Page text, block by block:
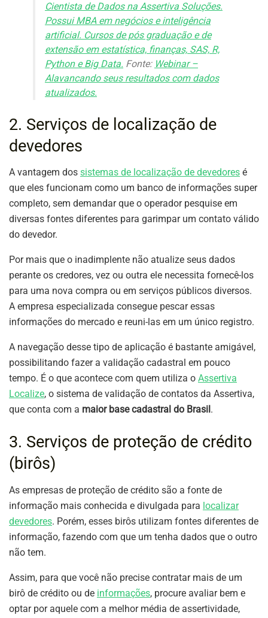
Cientista de Dados na Assertiva Soluções.
Possui MBA em negócios e inteligência
artificial. Cursos de pós graduação e de
extensão em estatística, finanças, SAS, R,
Python e Big Data. Fonte: Webinar –
Alavancando seus resultados com dados
atualizados.
2. Serviços de localização de
devedores
A vantagem dos sistemas de localização de devedores é
que eles funcionam como um banco de informações super
completo, sem demandar que o operador pesquise em
diversas fontes diferentes para garimpar um contato válido
do devedor.
Por mais que o inadimplente não atualize seus dados
perante os credores, vez ou outra ele necessita fornecê-los
para uma nova compra ou em serviços públicos diversos.
A empresa especializada consegue pescar essas
informações do mercado e reuni-las em um único registro.
A navegação desse tipo de aplicação é bastante amigável,
possibilitando fazer a validação cadastral em pouco
tempo. É o que acontece com quem utiliza o Assertiva
Localize, o sistema de validação de contatos da Assertiva,
que conta com a maior base cadastral do Brasil .
3. Serviços de proteção de crédito
(birôs)
As empresas de proteção de crédito são a fonte de
informação mais conhecida e divulgada para localizar
devedores. Porém, esses birôs utilizam fontes diferentes de
informação, fazendo com que um tenha dados que o outro
não tem.
Assim, para que você não precise contratar mais de um
birô de crédito ou de informações, procure avaliar bem e
optar por aquele com a melhor média de assertividade,